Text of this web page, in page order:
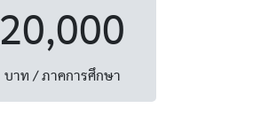
20,000
บาท / ภาคการศึกษา